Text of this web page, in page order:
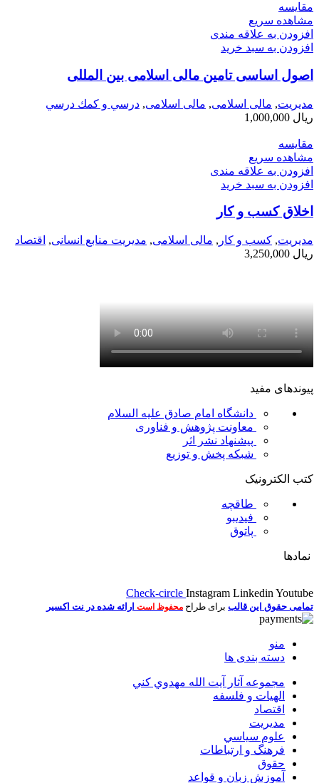
مقایسه
مشاهده سریع
افزودن به علاقه مندی
افزودن به سبد خرید
اصول اساسی تامین مالی اسلامی بین المللی
مديريت, مالی اسلامی, مالی اسلامی, درسي و كمك درسي
ریال
مقایسه
مشاهده سریع
افزودن به علاقه مندی
افزودن به سبد خرید
اخلاق کسب و کار
مديريت, کسب و کار , مالی اسلامی, مدیریت منابع انسانی, اقتصاد
ریال
پیوندهای مفید
دانشگاه امام صادق علیه السلام
معاونت پژوهش و فناوری
پیشنهاد نشر اثر
شبکه پخش و توزیع
کتب الکترونیک
طاقچه
فیدیبو
پاتوق
نمادها
Check-circle Instagram Linkedin Youtube
تمامی حقوق این قالب برای طراح محفوظ است ارائه شده در نت اکسیر
منو
دسته بندی ها
مجموعه آثار آيت الله مهدوي كني
الهیات و فلسفه
اقتصاد
مديريت
علوم سياسي
فرهنگ و ارتباطات
حقوق
آموزش زبان و قواعد